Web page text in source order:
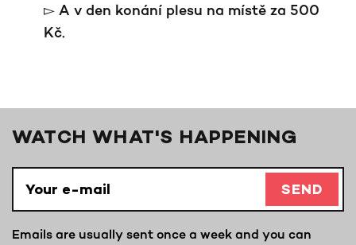
▻ A v den konání plesu na místě za 500
Kč.
WATCH WHAT'S HAPPENING
SEND
Emails are usually sent once a week and you can